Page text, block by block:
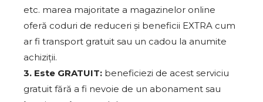
etc. marea majoritate a magazinelor online
oferă coduri de reduceri și beneficii EXTRA cum
ar fi transport gratuit sau un cadou la anumite
achiziții.
3. Este GRATUIT: beneficiezi de acest serviciu
gratuit fără a fi nevoie de un abonament sau